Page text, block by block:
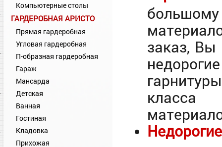
Компьютерные столы
ГАРДЕРОБНАЯ АРИСТО
Прямая гардеробная
Угловая гардеробная
П-образная гардеробная
Гараж
Мансарда
Детская
Ванная
Гостиная
Кладовка
Прихожая
заказ, Вы
класса